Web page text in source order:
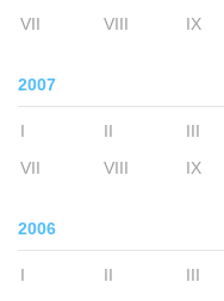
VII
VIII IX
2007
I II III
VII
VIII IX
2006
I II III